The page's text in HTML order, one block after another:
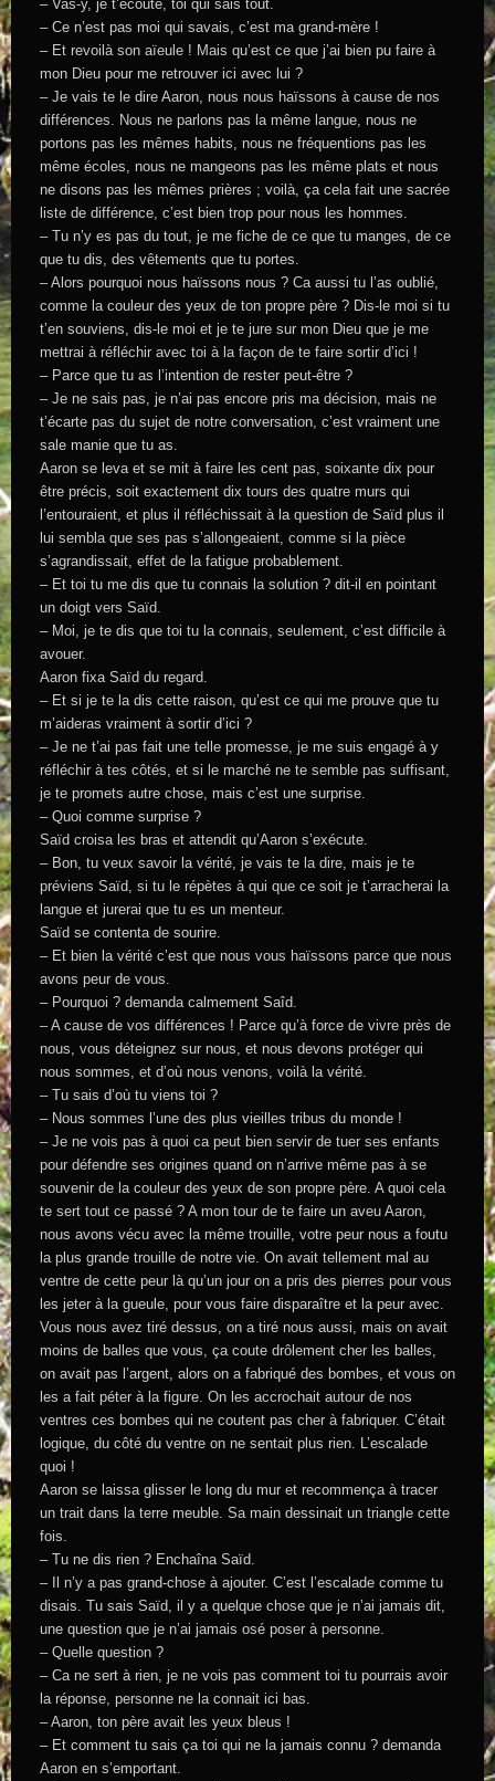
– Vas-y, je t’écoute, toi qui sais tout.
– Ce n’est pas moi qui savais, c’est ma grand-mère !
– Et revoilà son aïeule ! Mais qu’est ce que j’ai bien pu faire à
mon Dieu pour me retrouver ici avec lui ?
– Je vais te le dire Aaron, nous nous haïssons à cause de nos
différences. Nous ne parlons pas la même langue, nous ne
portons pas les mêmes habits, nous ne fréquentions pas les
même écoles, nous ne mangeons pas les même plats et nous
ne disons pas les mêmes prières ; voilà, ça cela fait une sacrée
liste de différence, c’est bien trop pour nous les hommes.
– Tu n’y es pas du tout, je me fiche de ce que tu manges, de ce
que tu dis, des vêtements que tu portes.
– Alors pourquoi nous haïssons nous ? Ca aussi tu l’as oublié,
comme la couleur des yeux de ton propre père ? Dis-le moi si tu
t’en souviens, dis-le moi et je te jure sur mon Dieu que je me
mettrai à réfléchir avec toi à la façon de te faire sortir d’ici !
– Parce que tu as l’intention de rester peut-être ?
– Je ne sais pas, je n’ai pas encore pris ma décision, mais ne
t’écarte pas du sujet de notre conversation, c’est vraiment une
sale manie que tu as.
Aaron se leva et se mit à faire les cent pas, soixante dix pour
être précis, soit exactement dix tours des quatre murs qui
l’entouraient, et plus il réfléchissait à la question de Saïd plus il
lui sembla que ses pas s’allongeaient, comme si la pièce
s’agrandissait, effet de la fatigue probablement.
– Et toi tu me dis que tu connais la solution ? dit-il en pointant
un doigt vers Saïd.
– Moi, je te dis que toi tu la connais, seulement, c’est difficile à
avouer.
Aaron fixa Saïd du regard.
– Et si je te la dis cette raison, qu’est ce qui me prouve que tu
m’aideras vraiment à sortir d’ici ?
– Je ne t’ai pas fait une telle promesse, je me suis engagé à y
réfléchir à tes côtés, et si le marché ne te semble pas suffisant,
je te promets autre chose, mais c’est une surprise.
– Quoi comme surprise ?
Saïd croisa les bras et attendit qu’Aaron s’exécute.
– Bon, tu veux savoir la vérité, je vais te la dire, mais je te
préviens Saïd, si tu le répètes à qui que ce soit je t’arracherai la
langue et jurerai que tu es un menteur.
Saïd se contenta de sourire.
– Et bien la vérité c’est que nous vous haïssons parce que nous
avons peur de vous.
– Pourquoi ? demanda calmement Saîd.
– A cause de vos différences ! Parce qu’à force de vivre près de
nous, vous déteignez sur nous, et nous devons protéger qui
nous sommes, et d’où nous venons, voilà la vérité.
– Tu sais d’où tu viens toi ?
– Nous sommes l’une des plus vieilles tribus du monde !
– Je ne vois pas à quoi ca peut bien servir de tuer ses enfants
pour défendre ses origines quand on n’arrive même pas à se
souvenir de la couleur des yeux de son propre père. A quoi cela
te sert tout ce passé ? A mon tour de te faire un aveu Aaron,
nous avons vécu avec la même trouille, votre peur nous a foutu
la plus grande trouille de notre vie. On avait tellement mal au
ventre de cette peur là qu’un jour on a pris des pierres pour vous
les jeter à la gueule, pour vous faire disparaître et la peur avec.
Vous nous avez tiré dessus, on a tiré nous aussi, mais on avait
moins de balles que vous, ça coute drôlement cher les balles,
on avait pas l’argent, alors on a fabriqué des bombes, et vous on
les a fait péter à la figure. On les accrochait autour de nos
ventres ces bombes qui ne coutent pas cher à fabriquer. C’était
logique, du côté du ventre on ne sentait plus rien. L’escalade
quoi !
Aaron se laissa glisser le long du mur et recommença à tracer
un trait dans la terre meuble. Sa main dessinait un triangle cette
fois.
– Tu ne dis rien ? Enchaîna Saïd.
– Il n’y a pas grand-chose à ajouter. C’est l’escalade comme tu
disais. Tu sais Saïd, il y a quelque chose que je n’ai jamais dit,
une question que je n’ai jamais osé poser à personne.
– Quelle question ?
– Ca ne sert à rien, je ne vois pas comment toi tu pourrais avoir
la réponse, personne ne la connait ici bas.
– Aaron, ton père avait les yeux bleus !
– Et comment tu sais ça toi qui ne la jamais connu ? demanda
Aaron en s’emportant.